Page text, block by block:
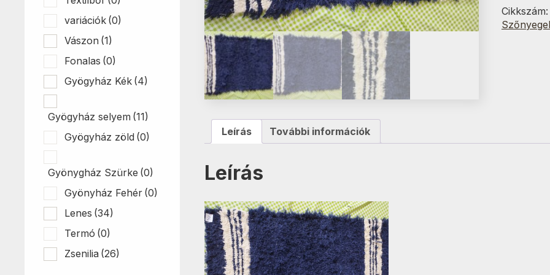
cm
mennyiség
Cikkszám:
Leírás További információk
Leírás
variációk (0)
Vászon (1)
Fonalas (0)
Gyögyház Kék (4)
Gyögyház selyem (11)
Gyögyház zöld (0)
Gyönygház Szürke (0)
Gyönyház Fehér (0)
Lenes (34)
Termó (0)
Zsenilia (26)